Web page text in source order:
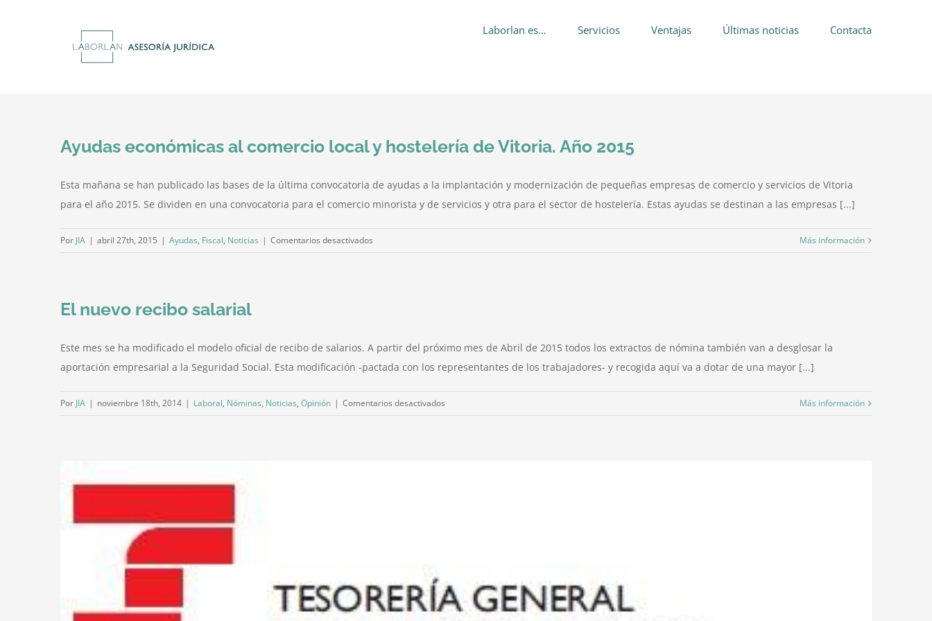
Laborlan es… Servicios Ventajas Últimas noticias Contacta
Ayudas económicas al comercio local y hostelería de Vitoria. Año 2015
Esta mañana se han publicado las bases de la última convocatoria de ayudas a la implantación y modernización de pequeñas empresas de comercio y servicios de Vitoria
para el año 2015. Se dividen en una convocatoria para el comercio minorista y de servicios y otra para el sector de hostelería. Estas ayudas se destinan a las empresas [...]
Por JIA | abril 27th, 2015 | Ayudas, Fiscal, Noticias | Comentarios desactivados
hostelería
de
Año
Más información
El nuevo recibo salarial
Este mes se ha modificado el modelo oficial de recibo de salarios. A partir del próximo mes de Abril de 2015 todos los extractos de nómina también van a desglosar la
aportación empresarial a la Seguridad Social. Esta modificación -pactada con los representantes de los trabajadores- y recogida aquí va a dotar de una mayor [...]
Por JIA | noviembre 18th, 2014 | Laboral, Nóminas, Noticias, Opinión | Comentarios desactivados Más información